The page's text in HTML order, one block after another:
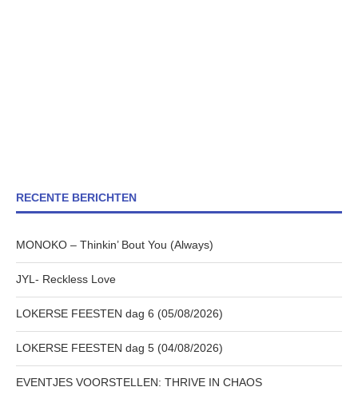
RECENTE BERICHTEN
MONOKO – Thinkin’ Bout You (Always)
JYL- Reckless Love
LOKERSE FEESTEN dag 6 (05/08/2026)
LOKERSE FEESTEN dag 5 (04/08/2026)
EVENTJES VOORSTELLEN: THRIVE IN CHAOS